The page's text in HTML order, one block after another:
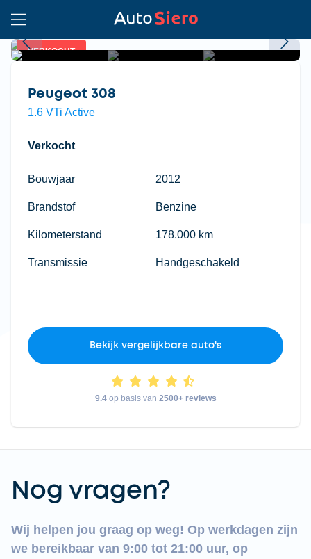
VERKOCHT
Peugeot 308
1.6 VTi Active
Verkocht
Bouwjaar 2012
Brandstof Benzine
Kilometerstand 178.000 km
Transmissie Handgeschakeld
Bekijk vergelijkbare auto's
9.4op basis van 2500+ reviews
Nog vragen?
Wij helpen jou graag op weg! Op werkdagen zijn
we bereikbaar van 9:00 tot 21:00 uur, op